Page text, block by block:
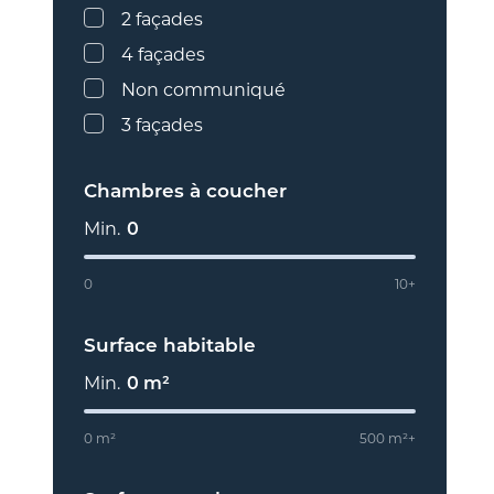
2 façades
4 façades
Non communiqué
3 façades
Chambres à coucher
Min. 0
0 10+
Surface habitable
Min. 0 m²
0 m² 500 m²+
Sauvegarder la recherche